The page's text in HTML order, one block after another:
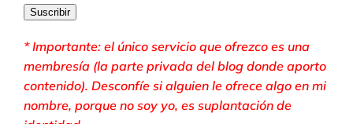
electrónico
Suscribir
* Importante: el único servicio que ofrezco es una
membresía (la parte privada del blog donde aporto
contenido). Desconfíe si alguien le ofrece algo en mi
nombre, porque no soy yo, es suplantación de